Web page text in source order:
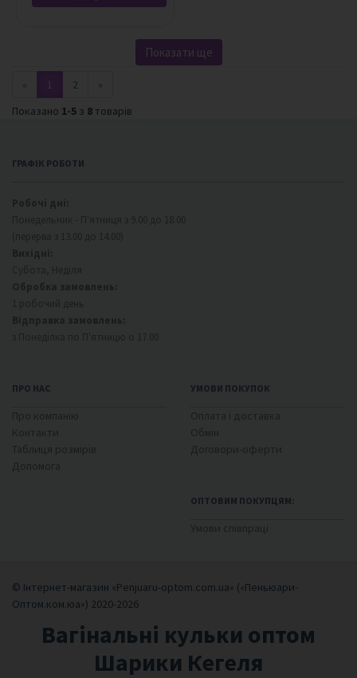
Показати ще
« 1 2
»
Показано 1-5 з 8 товарів
ГРАФІК РОБОТИ
ПРО НАС УМОВИ ПОКУПОК
ОПТОВИМ ПОКУПЦЯМ:
© Інтернет-магазин «Penjuaru-optom.com.ua» («Пеньюари-
Оптом.ком.юа») 2020-2026
Вагінальні кульки оптом
Шарики Кегеля